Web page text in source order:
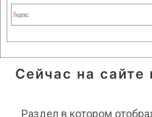
Сейчас на
Раздел в котором